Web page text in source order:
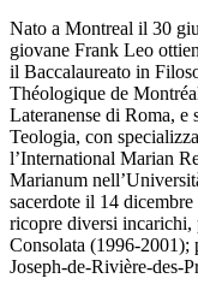
Nato a Montreal il 30
giovane Frank Leo
il Baccalaureato in
Théologique de
Lateranense di Roma, e
Teologia, con
l’International Marian
Marianum
sacerdote il 14
ricopre diversi
Consolata (1996-2001);
Joseph-de-Rivière-des-